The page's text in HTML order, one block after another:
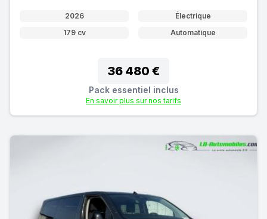
2026
Électrique
179 cv
Automatique
36 480 €
Pack essentiel inclus
En savoir plus sur nos tarifs